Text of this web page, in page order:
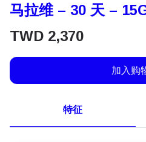
马拉维 – 30 天 –
TWD 2,370
加入购
特征